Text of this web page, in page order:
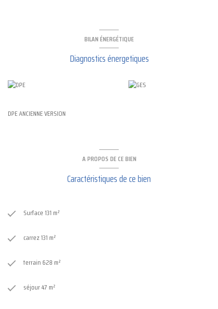
BILAN ÉNERGÉTIQUE
Diagnostics énergetiques
DPE ANCIENNE VERSION
A PROPOS DE CE BIEN
Caractéristiques de ce bien
Surface 131 m²
carrez 131 m²
terrain 628 m²
séjour 47 m²